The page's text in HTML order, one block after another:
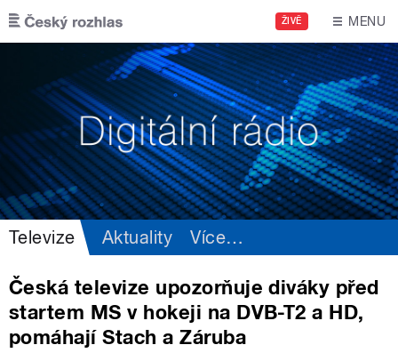
Přejít k hlavnímu obsahu
ŽIVĚ MENU
Televize Aktuality Více…
Česká televize upozorňuje diváky před
startem MS v hokeji na DVB-T2 a HD,
pomáhají Stach a Záruba